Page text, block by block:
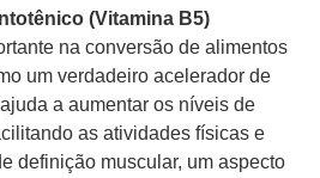
(Vitamina B5)
na conversão de alimentos
um verdadeiro acelerador de
a aumentar os níveis de
as atividades físicas e
definição muscular, um aspecto